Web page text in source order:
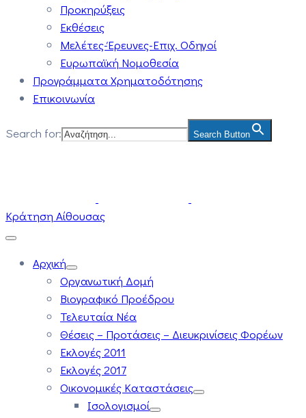
Προκηρύξεις
Εκθέσεις
Μελέτες-Έρευνες-Επιχ. Οδηγοί
Ευρωπαϊκή Νομοθεσία
Προγράμματα Χρηματοδότησης
Επικοινωνία
Search for: Search Button
Κράτηση Αίθουσας
Αρχική
Οργανωτική Δομή
Βιογραφικό Προέδρου
Τελευταία Νέα
Θέσεις – Προτάσεις – Διευκρινίσεις Φορέων
Εκλογές 2011
Εκλογές 2017
Οικονομικές Καταστάσεις
Ισολογισμοί